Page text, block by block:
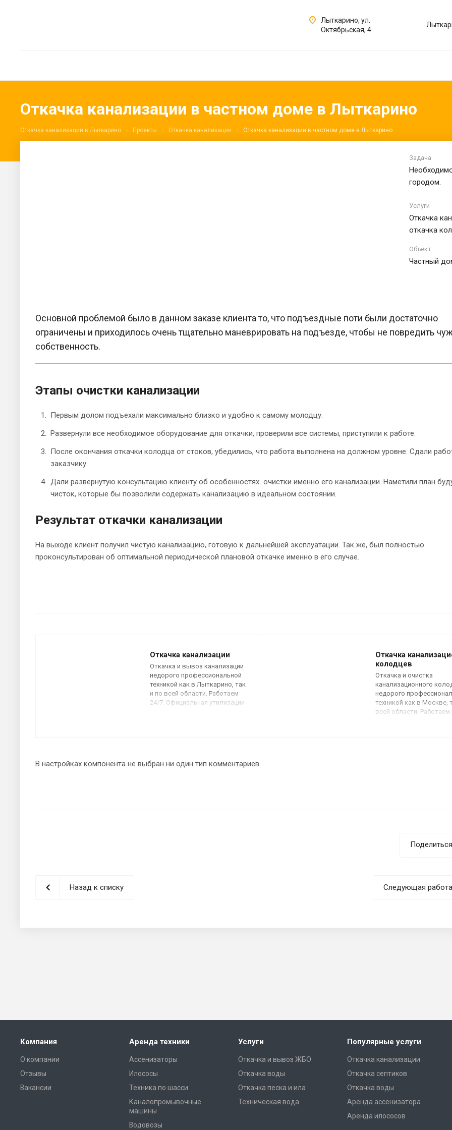
Лыткарино, ул.
Октябрьская, 4
Откачка канализации в частном доме в Лыткарино
Откачка канализации в Лыткарино Проекты Откачка канализации Откачка канализации в частном доме в Лыткарино
Задача
городом.
Услуги
Откачка
откачка
Объект
Частный
Основной проблемой было в данном заказе клиента то, что подъездные поти были достаточно
ограничены и приходилось очень тщательно маневрировать на подъезде, чтобы не повредить
собственность.
Этапы очистки канализации
Первым долом подъехали максимально близко и удобно к самому молодцу.
Развернули все необходимое оборудование для откачки, проверили все системы, приступили к работе.
После окончания откачки колодца от стоков, убедились, что работа выполнена на должном уровне. Сдали
заказчику.
Дали развернутую консультацию клиенту об особенностях очистки именно его канализации. Наметили план
чисток, которые бы позволили содержать канализацию в идеальном состоянии.
Результат откачки канализации
На выходе клиент получил чистую канализацию, готовую к дальнейшей эксплуатации. Так же, был полностью
проконсультирован об оптимальной периодической плановой откачке именно в его случае.
Откачка канализации
Откачка и вывоз канализации
недорого профессиональной
техникой как в Лыткарино, так
и по всей области. Работаем
24/7. Официальная утилизации
Откачка
колодцев
Откачка и очистка
канализационного
недорого
техникой как в Москве,
всей области. Работаем
В настройках компонента не выбран ни один тип комментариев
Поделиться
Назад к списку Следующая работа
Компания
О компании
Отзывы
Вакансии
Аренда техники
Ассенизаторы
Илососы
Техника по шасси
Каналопромывочные
машины
Водовозы
Услуги
Откачка и вывоз ЖБО
Откачка воды
Откачка песка и ила
Техническая вода
Популярные услуги
Откачка канализации
Откачка септиков
Откачка воды
Аренда ассенизатора
Аренда илососов